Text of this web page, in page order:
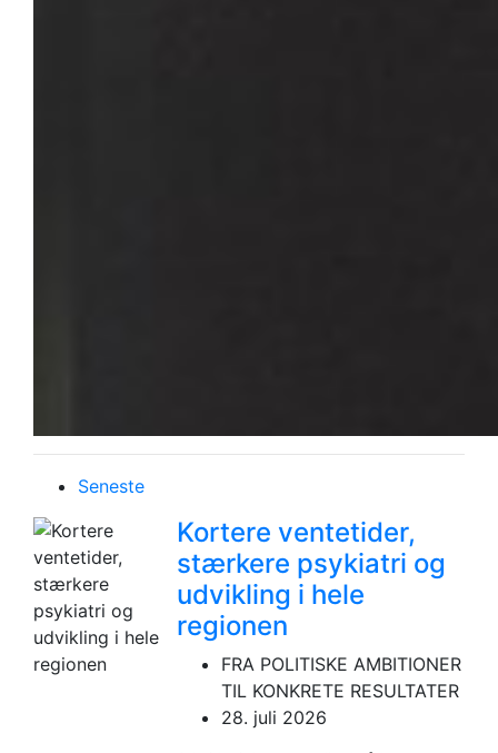
Seneste
Kortere ventetider,
stærkere psykiatri og
udvikling i hele
regionen
FRA POLITISKE AMBITIONER
TIL KONKRETE RESULTATER
28. juli 2026